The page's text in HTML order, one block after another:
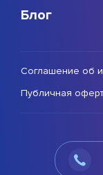
Блог
Соглашение об
Публичная